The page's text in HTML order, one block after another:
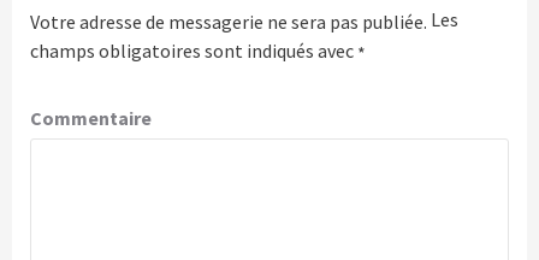
Votre adresse de messagerie ne sera pas publiée. Les
champs obligatoires sont indiqués avec *
Commentaire